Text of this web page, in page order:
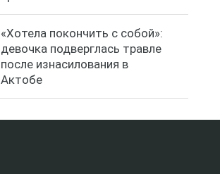
«Хотела покончить с собой»:
девочка подверглась травле
после изнасилования в
Актобе